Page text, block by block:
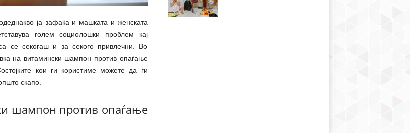
ја зафаќа и машката и женската
голем социолошки проблем кај
се секогаш и за секого привлечни. Во
на витамински шампон против опаѓање
кои ги користиме можете да ги
скапо.
шампон против опаѓање